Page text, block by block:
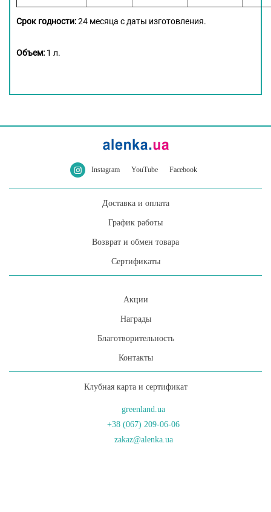
Срок годности:24 месяца с даты изготовления.
Объем: 1 л.
Instagram YouTube Facebook
Доставка и оплата
График работы
Возврат и обмен товара
Сертификаты
Акции
Награды
Благотворительность
Контакты
Клубная карта и сертификат
greenland.ua
+38 (067) 209-06-06
zakaz@alenka.ua